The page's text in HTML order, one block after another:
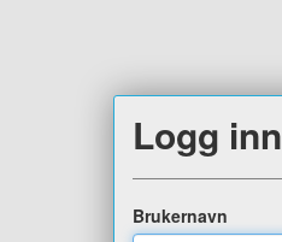
Logg inn
Brukernavn